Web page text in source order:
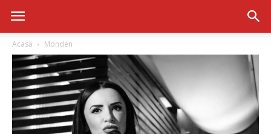
Acasă Monden